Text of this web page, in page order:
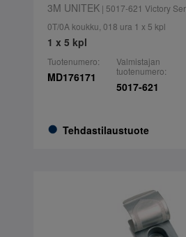
3M UNITEK| 5017-621 Victory
0T/0A koukku, 018 ura 1 x 5 kpl
1 x 5 kpl
Tuotenumero:
MD176171
Tehdastilaustuote
Valmistajan
tuotenumero:
5017-621